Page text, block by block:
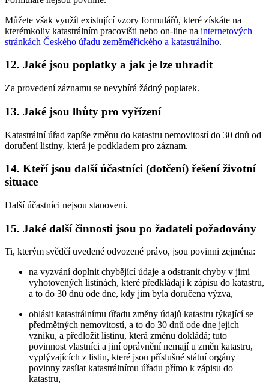
Můžete však využít existující vzory formulářů, které získáte na
kterémkoliv katastrálním pracovišti nebo on-line na internetových
stránkách Českého úřadu zeměměřického a katastrálního.
12. Jaké jsou poplatky a jak je lze uhradit
Za provedení záznamu se nevybírá žádný poplatek.
13. Jaké jsou lhůty pro vyřízení
Katastrální úřad zapíše změnu do katastru nemovitostí do 30 dnů od
doručení listiny, která je podkladem pro záznam.
14. Kteří jsou další účastníci (dotčení) řešení životní
situace
Další účastníci nejsou stanoveni.
15. Jaké další činnosti jsou po žadateli požadovány
Ti, kterým svědčí uvedené odvozené právo, jsou povinni zejména:
na vyzvání doplnit chybějící údaje a odstranit chyby v jimi
vyhotovených listinách, které předkládají k zápisu do katastru,
a to do 30 dnů ode dne, kdy jim byla doručena výzva,
ohlásit katastrálnímu úřadu změny údajů katastru týkající se
předmětných nemovitostí, a to do 30 dnů ode dne jejich
vzniku, a předložit listinu, která změnu dokládá; tuto
povinnost vlastníci a jiní oprávnění nemají u změn katastru,
vyplývajících z listin, které jsou příslušné státní orgány
povinny zasílat katastrálnímu úřadu přímo k zápisu do
katastru,